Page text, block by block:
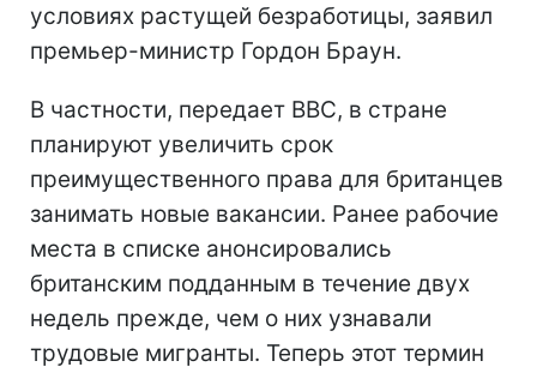
условиях растущей безработицы, заявил
премьер-министр Гордон Браун.
В частности, передает ВВС, в стране
планируют увеличить срок
преимущественного права для британцев
занимать новые вакансии. Ранее рабочие
места в списке анонсировались
британским подданным в течение двух
недель прежде, чем о них узнавали
трудовые мигранты. Теперь этот термин